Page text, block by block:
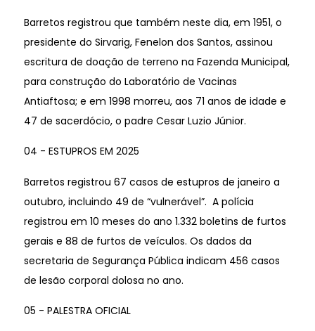
Barretos registrou que também neste dia, em 1951, o
presidente do Sirvarig, Fenelon dos Santos, assinou
escritura de doação de terreno na Fazenda Municipal,
para construção do Laboratório de Vacinas
Antiaftosa; e em 1998 morreu, aos 71 anos de idade e
47 de sacerdócio, o padre Cesar Luzio Júnior.
04 - ESTUPROS EM 2025
Barretos registrou 67 casos de estupros de janeiro a
outubro, incluindo 49 de “vulnerável”. A polícia
registrou em 10 meses do ano 1.332 boletins de furtos
gerais e 88 de furtos de veículos. Os dados da
secretaria de Segurança Pública indicam 456 casos
de lesão corporal dolosa no ano.
05 - PALESTRA OFICIAL